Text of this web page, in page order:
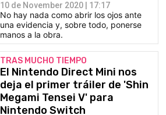
10 de November 2020 | 17:17
No hay nada como abrir los ojos ante
una evidencia y, sobre todo, ponerse
manos a la obra.
TRAS MUCHO TIEMPO
El Nintendo Direct Mini nos
deja el primer tráiler de 'Shin
Megami Tensei V' para
Nintendo Switch